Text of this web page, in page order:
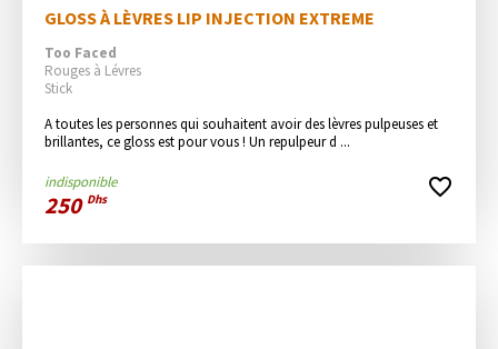
GLOSS À LÈVRES LIP INJECTION EXTREME
Too Faced
Rouges à Lévres
Stick
A toutes les personnes qui souhaitent avoir des lèvres pulpeuses et
brillantes, ce gloss est pour vous ! Un repulpeur d ...
indisponible
250 Dhs favorite_border